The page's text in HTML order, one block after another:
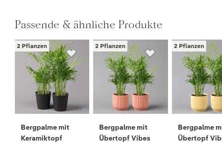
Passende & ähnliche Produkte
2 Pflanzen
Bergpalme mit
Keramiktopf
2 Pflanzen
Bergpalme mit
Übertopf Vibes
2 Pflanzen
Bergpalme
Übertopf